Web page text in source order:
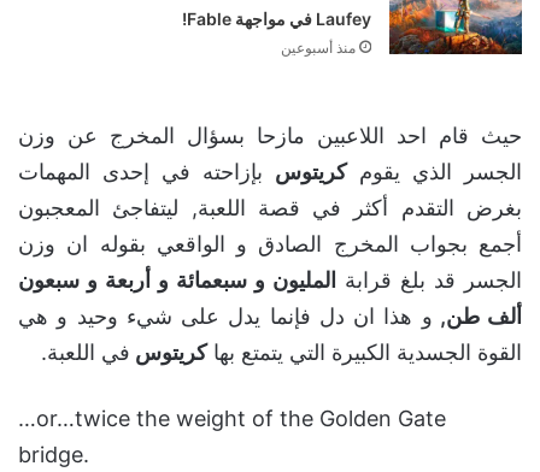
بلايستيشن تتحدى اكسبوكس وتضع God of War:
Laufey في مواجهة Fable!
منذ أسبوعين
حيث قام احد اللاعبين مازحا بسؤال المخرج عن وزن
الجسر الذي يقومكريتوسبإزاحته في إحدى المهمات
بغرض التقدم أكثر في قصة اللعبة, ليتفاجئ المعجبون
أجمع بجواب المخرج الصادق و الواقعي بقوله ان وزن